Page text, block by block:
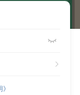

